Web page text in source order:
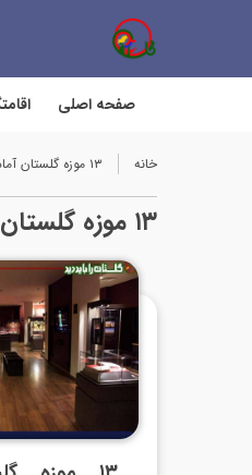
صفحه اصلی
خانه ۱۳ موزه گلستان آماده میزبانی از گردشگران
۱۳ موزه گلستان آماده میزبانی از گردشگران